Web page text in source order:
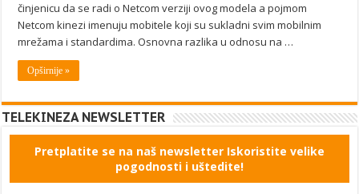
činjenicu da se radi o Netcom verziji ovog modela a pojmom
Netcom kinezi imenuju mobitele koji su sukladni svim mobilnim
mrežama i standardima. Osnovna razlika u odnosu na …
Opširnije »
TELEKINEZA NEWSLETTER
Pretplatite se na naš newsletter Iskoristite velike
pogodnosti i uštedite!